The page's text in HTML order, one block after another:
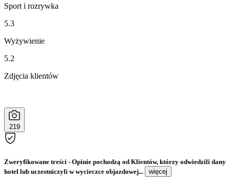
Sport i rozrywka
5.3
Wyżywienie
5.2
Zdjęcia klientów
219
Zweryfikowane treści - Opinie pochodzą od Klientów, którzy odwiedzili dany
hotel lub uczestniczyli w wycieczce objazdowej...
więcej